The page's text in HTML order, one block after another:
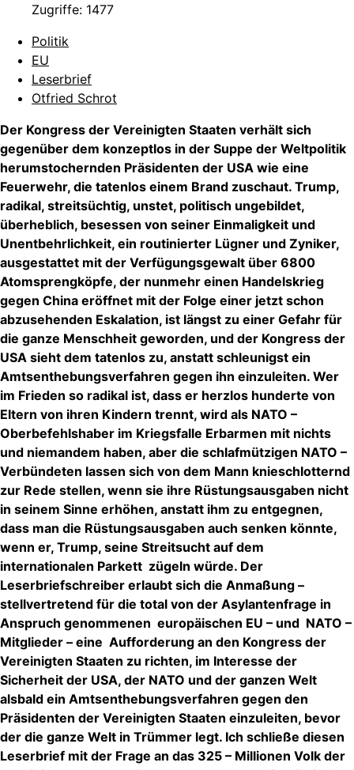
Zugriffe: 1477
Politik
EU
Leserbrief
Otfried Schrot
Der Kongress der Vereinigten Staaten verhält sich
gegenüber dem konzeptlos in der Suppe der Weltpolitik
herumstochernden Präsidenten der USA wie eine
Feuerwehr, die tatenlos einem Brand zuschaut. Trump,
radikal, streitsüchtig, unstet, politisch ungebildet,
überheblich, besessen von seiner Einmaligkeit und
Unentbehrlichkeit, ein routinierter Lügner und Zyniker,
ausgestattet mit der Verfügungsgewalt über 6800
Atomsprengköpfe, der nunmehr einen Handelskrieg
gegen China eröffnet mit der Folge einer jetzt schon
abzusehenden Eskalation, ist längst zu einer Gefahr für
die ganze Menschheit geworden, und der Kongress der
USA sieht dem tatenlos zu, anstatt schleunigst ein
Amtsenthebungsverfahren gegen ihn einzuleiten. Wer
im Frieden so radikal ist, dass er herzlos hunderte von
Eltern von ihren Kindern trennt, wird als NATO –
Oberbefehlshaber im Kriegsfalle Erbarmen mit nichts
und niemandem haben, aber die schlafmützigen NATO –
Verbündeten lassen sich von dem Mann knieschlotternd
zur Rede stellen, wenn sie ihre Rüstungsausgaben nicht
in seinem Sinne erhöhen, anstatt ihm zu entgegnen,
dass man die Rüstungsausgaben auch senken könnte,
wenn er, Trump, seine Streitsucht auf dem
internationalen Parkett zügeln würde. Der
Leserbriefschreiber erlaubt sich die Anmaßung –
stellvertretend für die total von der Asylantenfrage in
Anspruch genommenen europäischen EU – und NATO –
Mitglieder – eine Aufforderung an den Kongress der
Vereinigten Staaten zu richten, im Interesse der
Sicherheit der USA, der NATO und der ganzen Welt
alsbald ein Amtsenthebungsverfahren gegen den
Präsidenten der Vereinigten Staaten einzuleiten, bevor
der die ganze Welt in Trümmer legt. Ich schließe diesen
Leserbrief mit der Frage an das 325 – Millionen Volk der